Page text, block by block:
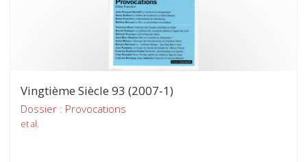
Vingtième Siècle 93 (2007-1)
Dossier : Provocations
et al.